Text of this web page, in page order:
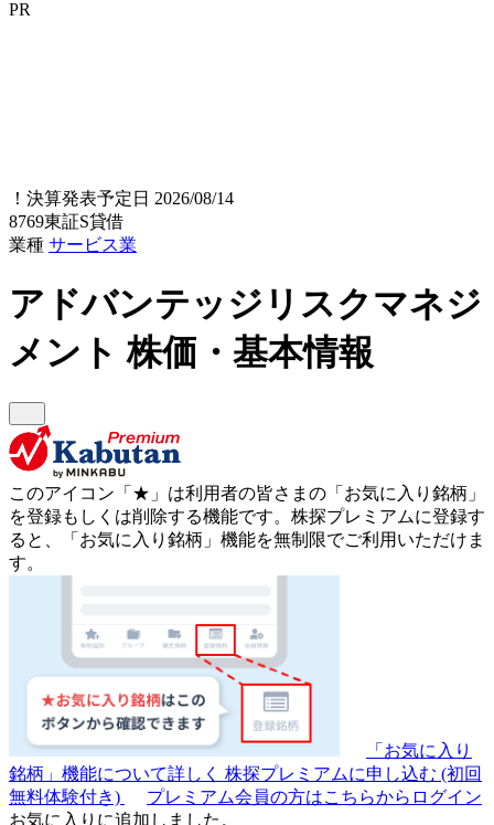
PR
！ 決算発表予定日 2026/08/14
8769東証S貸借
業種 サービス業
アドバンテッジリスクマネジ
メント株価・基本情報
このアイコン 「★」 は利用者の皆さまの 「お気に入り銘柄」
を登録もしくは削除する機能です。 株探プレミアムに登録す
ると、「お気に入り銘柄」機能を無制限でご利用いただけま
す。
「お気に入り
銘柄」機能について詳しく 株探プレミアムに申し込む (初回
無料体験付き)
プレミアム会員の方はこちらからログイン
お気に入りに追加しました。